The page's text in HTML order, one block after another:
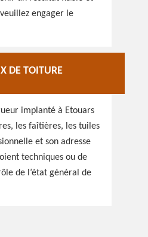
engager le
DE TOITURE
implanté à Etouars
les faîtières, les tuiles
et son adresse
techniques ou de
de l’état général de